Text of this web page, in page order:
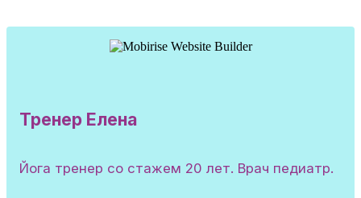
Тренер Елена
Йога тренер со стажем 20 лет. Врач педиатр.